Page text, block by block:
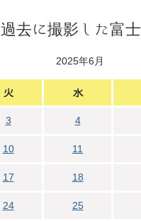
過去に撮影した富
2025年6月
3 4
10 11
17 18
24 25